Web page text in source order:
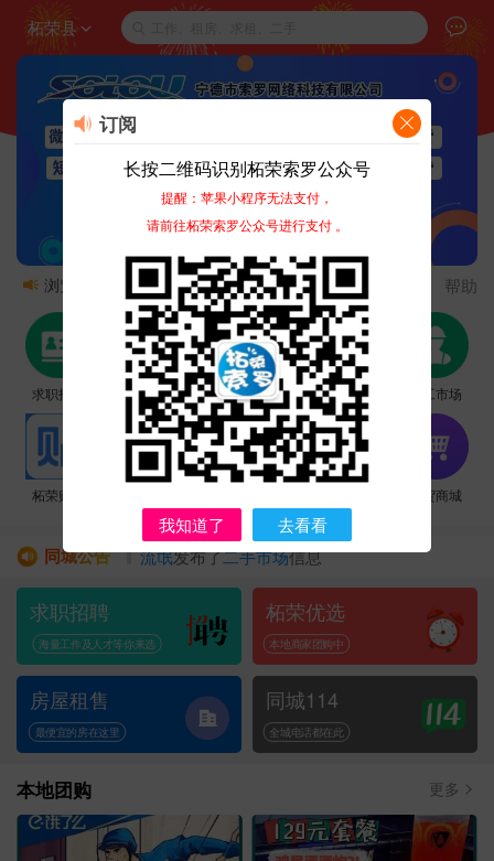
柘荣县
浏览: 1929万发布:1.46万 商家: 4 帮助
求职招聘 房屋租售
热门
本地团购
新
二手市场 零工市场
柘荣贴吧
新
边贸商城
同城公告 流氓发布了二手市场信息
贝壳新房+...发布了柘荣贴吧信息
发布了 求职招聘信息
人生如戏...发布了求职招聘信息
无奈发布了柘荣贴吧信息
求职招聘
海量工作及人才等你来选
柘荣优选
本地商家团购中
房屋租售
最便宜的房在这里
同城114
全城电话都在此
本地团购 更多
订阅
长按二维码识别柘荣索罗公众号
提醒：苹果小程序无法支付，
请前往柘荣索罗公众号进行支付 。
我知道了 去看看